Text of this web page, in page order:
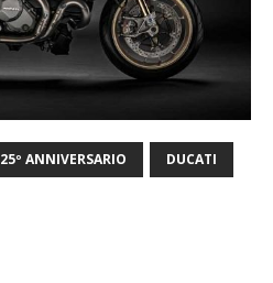
25º ANNIVERSARIO DUCATI